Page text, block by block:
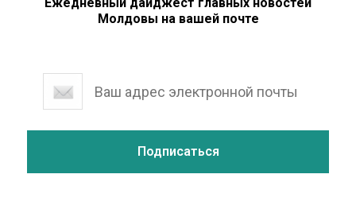
Ежедневный дайджест главных новостей
Молдовы на вашей почте